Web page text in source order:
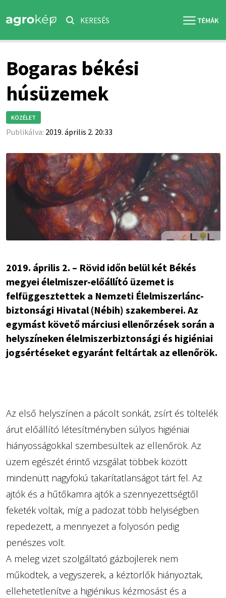
KERESÉS
Bogaras békési
húsüzemek
KÖZÉLET
Publikálva: 2019. április 2. 20:33
2019. április 2. – Rövid időn belül két Békés
megyei élelmiszer-előállító üzemet is
felfüggesztettek a Nemzeti Élelmiszerlánc-
biztonsági Hivatal (Nébih) szakemberei. Az
egymást követő márciusi ellenőrzések során a
helyszíneken élelmiszerbiztonsági és higiéniai
jogsértéseket egyaránt feltártak az ellenőrök.
Az első helyszínen a pácolt sonkát, zsírt és töltelék
árut előállító létesítményben súlyos higiéniai
hiányosságokkal szembesültek az ellenőrök. Az
üzem egészét érintő vizsgálat többek között
mindenütt nagyfokú takarítatlanságot tárt fel. Az
ajtók és a hűtőkamra ajtók a szennyezettségtől
feketék voltak, míg a padozat több helyiségben
repedezett, a mennyezet a folyosón pedig
penészes volt.
A meleg vizet szolgáltató gázbojlerek nem
működtek, a vegyszerek, a kéztörlők hiányoztak,
ellehetetlenítve a higiénikus kézmosást és a